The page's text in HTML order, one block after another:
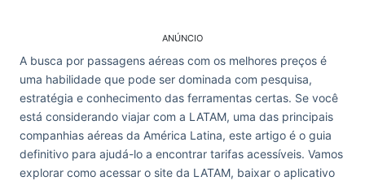
ANÚNCIO
A busca por passagens aéreas com os melhores preços é
uma habilidade que pode ser dominada com pesquisa,
estratégia e conhecimento das ferramentas certas. Se você
está considerando viajar com a LATAM, uma das principais
companhias aéreas da América Latina, este artigo é o guia
definitivo para ajudá-lo a encontrar tarifas acessíveis. Vamos
explorar como acessar o site da LATAM, baixar o aplicativo